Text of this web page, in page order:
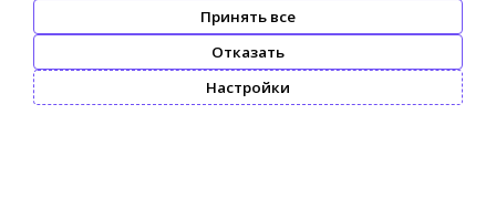
Принять все
Отказать
Настройки